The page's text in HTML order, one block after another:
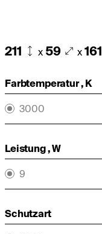
211 x 59 x 161
Farbtemperatur , K
3000
Leistung , W
9
Schutzart